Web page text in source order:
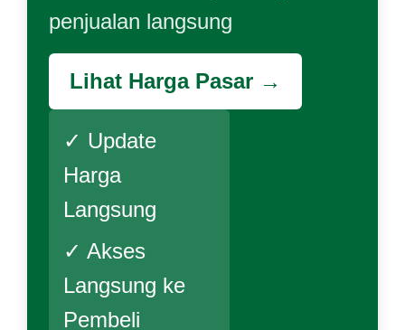
penjualan langsung
Lihat Harga Pasar →
✓ Update
Harga
Langsung
✓ Akses
Langsung ke
Pembeli